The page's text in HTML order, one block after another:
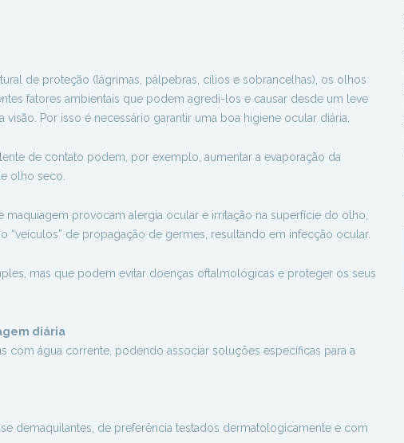
de proteção (lágrimas, pálpebras, cílios e sobrancelhas), os olhos
fatores ambientais que podem agredi-los e causar desde um leve
Por isso é necessário garantir uma boa higiene ocular diária.
de contato podem, por exemplo, aumentar a evaporação da
olho seco.
maquiagem provocam alergia ocular e irritação na superfície do olho,
“veículos” de propagação de germes, resultando em infecção ocular.
mas que podem evitar doenças oftalmológicas e proteger os seus
diária
com água corrente, podendo associar soluções específicas para a
demaquilantes, de preferência testados dermatologicamente e com